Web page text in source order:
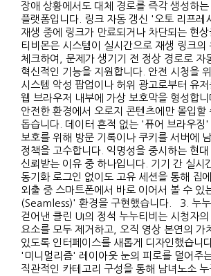
장애 상황에서도 대체 경로를 즉각 생성하
플랫폼입니다. 링크 자동 갱신 '오토 리프레
재생 중에 링크가 만료되거나 차단되는 현
티비몬은 시스템이 실시간으로 재생 링크의
체크하여, 문제가 생기기 전 정상 경로로 자
혁신적인 기능을 지원합니다. 안전 시청을
시스템 악성 팝업이나 허위 광고로부터 유
웹 브라우저 내부에 가상 보호막을 형성합
안전한 환경에서 오로지 콘텐츠에만 몰입할
돕습니다. 데이터 흔적 없는 '퓨어 브라우징
보호를 위해 방문 기록이나 쿠키를 서버에
정책을 고수합니다. 익명성을 중시하는 현
신뢰받는 이유 중 하나입니다. 기기 간 실시
동기화 로그인 없이도 고유 세션을 통해 집
외출 중 스마트폰에서 바로 이어서 볼 수 있
(Seamless)' 환경을 구현했습니다. 3. 누
걷어낸 클린 UI의 정석 누누티비는 시청자
요소를 모두 제거하고, 오직 영상 본연의 가
있도록 인터페이스를 새롭게 디자인했습니
'미니멀리즘' 레이아웃 눈의 피로를 덜어주
직관적인 카테고리 구성을 통해 남녀노소